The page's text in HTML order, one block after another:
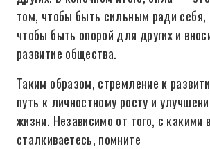
том, чтобы быть сильным ради себя,
чтобы быть опорой для других и
развитие общества.
Таким образом, стремление к
путь к личностному росту и
жизни. Независимо от того, с какими
сталкиваетесь, помните